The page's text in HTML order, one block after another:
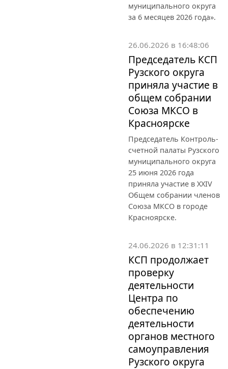
муниципального округа
за 6 месяцев 2026 года».
26.06.2026 в 16:48:06
Председатель КСП
Рузского округа
приняла участие в
общем собрании
Союза МКСО в
Красноярске
Председатель Контроль-
счетной палаты Рузского
муниципального округа
25 июня 2026 года
приняла участие в XXIV
Общем собрании членов
Союза МКСО в городе
Красноярске.
24.06.2026 в 12:31:11
КСП продолжает
проверку
деятельности
Центра по
обеспечению
деятельности
органов местного
самоуправления
Рузского округа